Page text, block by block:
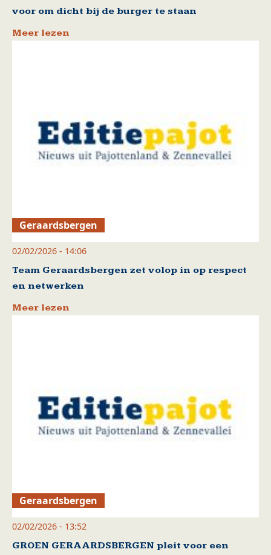
voor om dicht bij de burger te staan
Meer lezen
Geraardsbergen
02/02/2026 - 14:06
Team Geraardsbergen zet volop in op respect
en netwerken
Meer lezen
Geraardsbergen
02/02/2026 - 13:52
GROEN GERAARDSBERGEN pleit voor een